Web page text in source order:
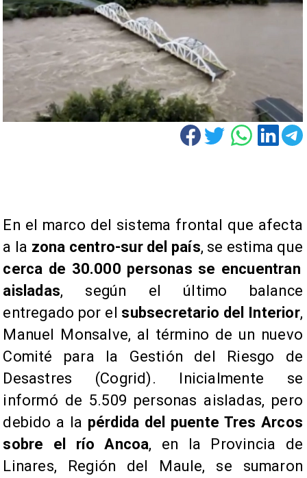
En el marco del sistema frontal que afecta
a la zona centro-sur del país, se estima que
cerca de 30.000 personas se encuentran
aisladas, según el último balance
entregado por el subsecretario del Interior,
Manuel Monsalve, al término de un nuevo
Comité para la Gestión del Riesgo de
Desastres (Cogrid). Inicialmente se
informó de 5.509 personas aisladas, pero
debido a la pérdida del puente Tres Arcos
sobre el río Ancoa, en la Provincia de
Linares, Región del Maule, se sumaron